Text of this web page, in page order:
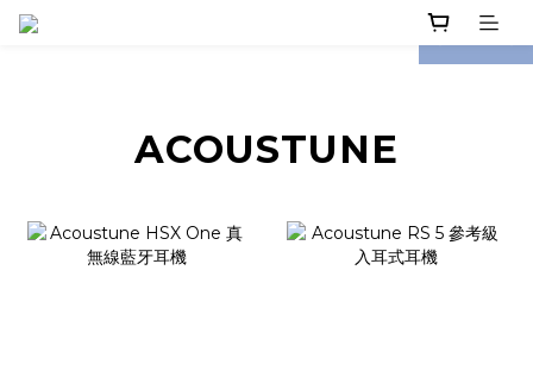
prev next
ACOUSTUNE